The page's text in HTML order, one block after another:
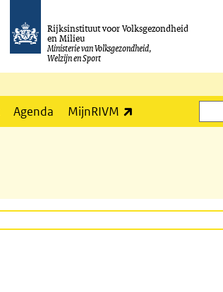
Rijksinstituut voor Volksgezondheid
en Milieu
Ministerie van Volksgezondheid,
Welzijn en Sport
Agenda MijnRIVM
Zoeken